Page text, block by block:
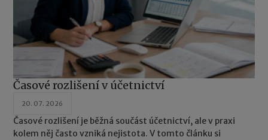
Časové rozlišení v účetnictví
20. 07. 2026
Časové rozlišení je běžná součást účetnictví, ale v praxi
kolem něj často vzniká nejistota. V tomto článku si